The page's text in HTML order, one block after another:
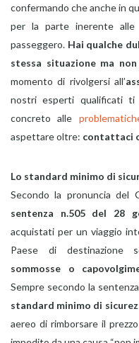
confermando che anche in
per la parte inerente alle
passeggero. Hai qualche
stessa situazione ma
momento di rivolgersi all’
nostri esperti qualificati
concreto alle
aspettare oltre: contattaci
Lo standard minimo di
Secondo la pronuncia del
sentenza n.505 del 28
acquistati per un viaggio
Paese di destinazione
sommosse o
Sempre secondo la
standard minimo di
aereo di rimborsare il